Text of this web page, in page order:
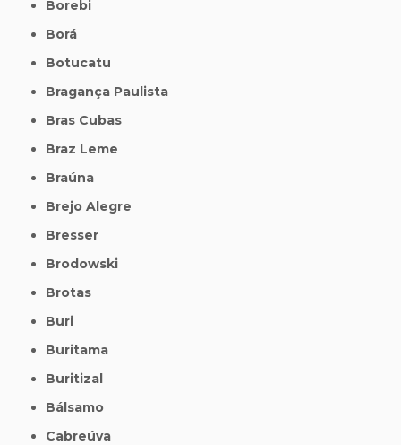
Borebi
Borá
Botucatu
Bragança Paulista
Bras Cubas
Braz Leme
Braúna
Brejo Alegre
Bresser
Brodowski
Brotas
Buri
Buritama
Buritizal
Bálsamo
Cabreúva